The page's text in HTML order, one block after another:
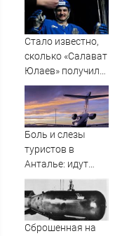
Стало известно,
сколько «Салават
Юлаев» получил
от СКА в сделке
по Бландиси
Боль и слезы
туристов в
Анталье: идут
массовые
задержки рейсов
в Россию
Сброшенная на